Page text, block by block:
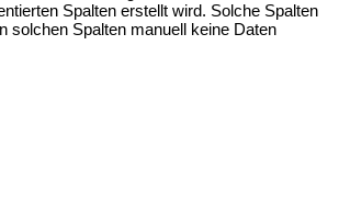
Spalten erstellt wird. Solche Spalten
solchen Spalten manuell keine Daten